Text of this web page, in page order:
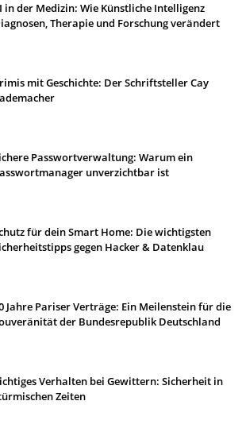
in der Medizin: Wie Künstliche Intelligenz
Therapie und Forschung verändert
mit Geschichte: Der Schriftsteller Cay
Passwortverwaltung: Warum ein
unverzichtbar ist
für dein Smart Home: Die wichtigsten
gegen Hacker & Datenklau
Jahre Pariser Verträge: Ein Meilenstein für die
der Bundesrepublik Deutschland
Verhalten bei Gewittern: Sicherheit in
Zeiten